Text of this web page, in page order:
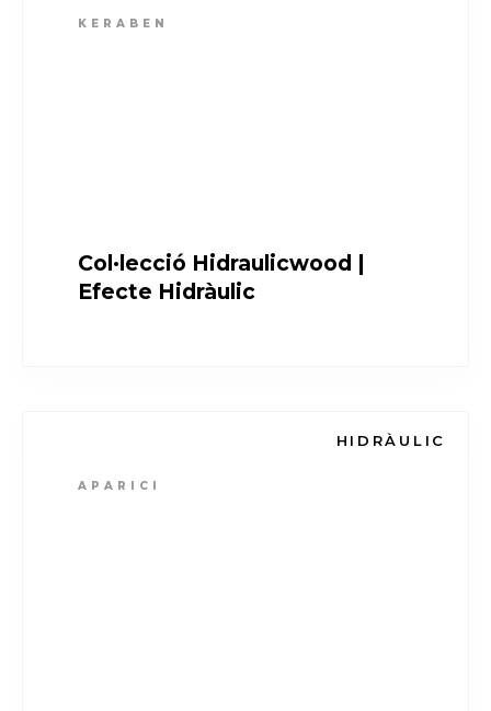
KERABEN
Col·lecció Hidraulicwood |
Efecte Hidràulic
HIDRÀULIC
APARICI